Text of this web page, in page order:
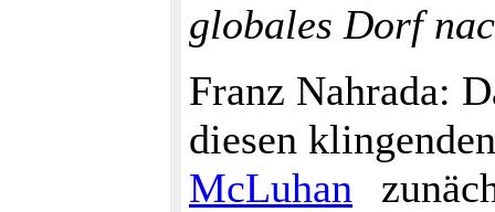
globales Dorf
Franz Nahrada:
diesen
McLuhan